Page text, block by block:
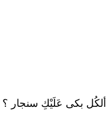
ألكُل بكى عَلَيْكِ سنجار ؟